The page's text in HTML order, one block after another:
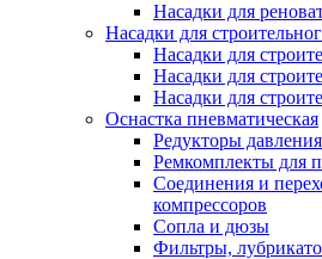
Насадки для
Насадки для
Насадки для
Насадки для
Насадки для
Оснастка пневматическая
Редукторы давления
Ремкомплекты для
Соединения и
компрессоров
Сопла и дюзы
Фильтры,